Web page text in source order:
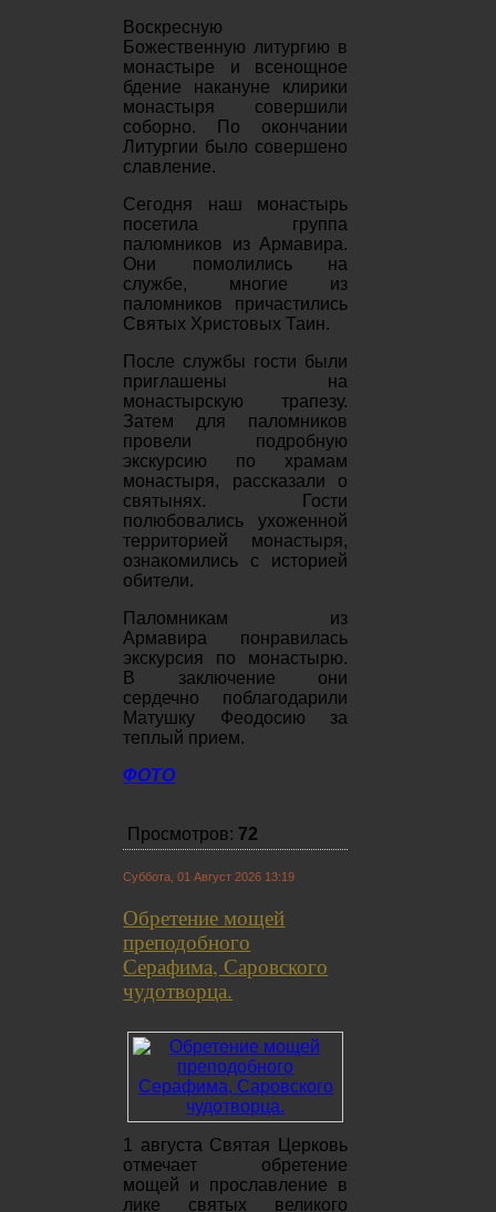
Воскресную
Божественную литургию в
монастыре и всенощное
бдение накануне клирики
монастыря совершили
соборно. По окончании
Литургии было совершено
славление.
Сегодня наш монастырь
посетила группа
паломников из Армавира.
Они помолились на
службе, многие из
паломников причастились
Святых Христовых Таин.
После службы гости были
приглашены на
монастырскую трапезу.
Затем для паломников
провели подробную
экскурсию по храмам
монастыря, рассказали о
святынях. Гости
полюбовались ухоженной
территорией монастыря,
ознакомились с историей
обители.
Паломникам из
Армавира понравилась
экскурсия по монастырю.
В заключение они
сердечно поблагодарили
Матушку Феодосию за
теплый прием.
ФОТО
Просмотров: 72
Суббота, 01 Август 2026 13:19
Обретение мощей
преподобного
Серафима, Саровского
чудотворца.
1 августа Святая Церковь
отмечает обретение
мощей и прославление в
лике святых великого